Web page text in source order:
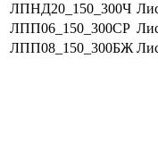
ЛПНД20_150_300Ч
ЛПП06_150_300СР
ЛПП08_150_300БЖ